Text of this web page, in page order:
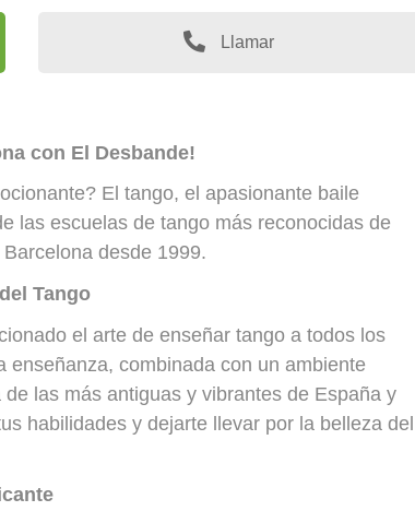
Llamar
con El Desbande!
El tango, el apasionante baile
las escuelas de tango más reconocidas de
desde 1999.
Tango
el arte de enseñar tango a todos los
combinada con un ambiente
las más antiguas y vibrantes de España y
habilidades y dejarte llevar por la belleza del